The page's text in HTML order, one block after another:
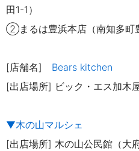
田1-1）
②まるは豊浜本店（南知多町
[店舗名] Bears kitchen
[出店場所] ビック・エス加木
▼木の山マルシェ
[出店場所] 木の山公民館（大